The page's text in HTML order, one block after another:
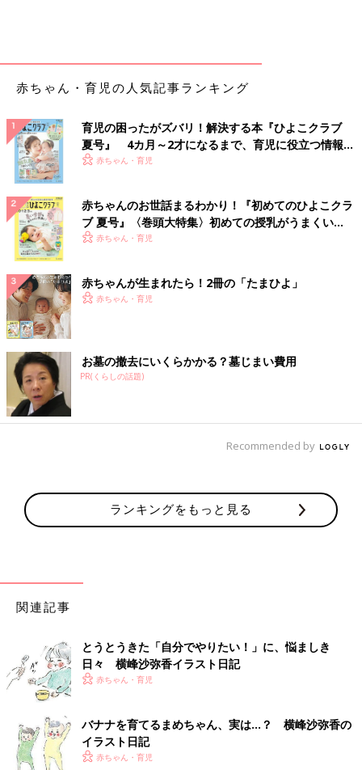
何を思ったのか
勢いをつけて思いきり
２、３歩ステップを
踏んだかと思うと
私とまめの間に倒れ込んできたのです。
これが記念すべき
ゆめこの初走り。
よほど一緒に遊びたかったんだなあと
（遊んでいたわけじゃないんだけど）
関連：[ヒビユウの育児絵日記 #50] 明日から新学期！
ひよこクラブ人気連載、「横峰沙弥香さんのきょうだい子育て～
ゆめこ日記」がネットにも登場！ 妹「ゆめこ（仮）ちゃん」の
目線でつづられる横峰家のほっこりな日々を、毎月お届けしま
す！（構成・ひよこクラブ編集部）
（@sayakayokomine）に投稿し、大人気に。フォロワーは現在
約32万人。17年７月末に第2子、長女の通称“ゆめこ（仮）”ちゃ
横峰沙弥香さんのき
づけまでの道のり
手玉に取る
赤ちゃん・育児の人気記事ランキング
育児の困ったがズバリ！解決する本『ひよこクラブ
夏号』 4カ月～2才になるまで、育児に役立つ情報が
いっぱい！
赤ちゃん・育児
赤ちゃんのお世話まるわかり！『初めてのひよこクラ
ブ 夏号』〈巻頭大特集〉初めての授乳がうまくい
く！ おっぱい・ミルクの基本と夏のトラブル 解決テ
赤ちゃん・育児
赤ちゃんが生まれたら！2冊の「たまひよ」
赤ちゃん・育児
お墓の撤去にいくらかかる？墓じまい費用
PR(くらしの話題)
Recommended by
ランキングをもっと見る
関連記事
とうとうきた「自分でやりたい！」に、悩ましき
日々 横峰沙弥香イラスト日記
赤ちゃん・育児
バナナを育てるまめちゃん、実は…？ 横峰沙弥香の
イラスト日記
赤ちゃん・育児